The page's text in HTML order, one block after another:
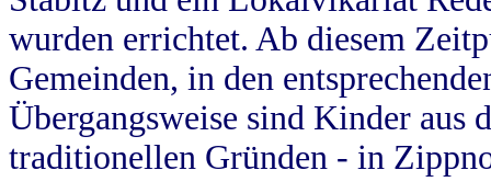
wurden errichtet. Ab diesem
Gemeinden, in den
Übergangsweise sind Kinder aus
traditionellen Gründen - in